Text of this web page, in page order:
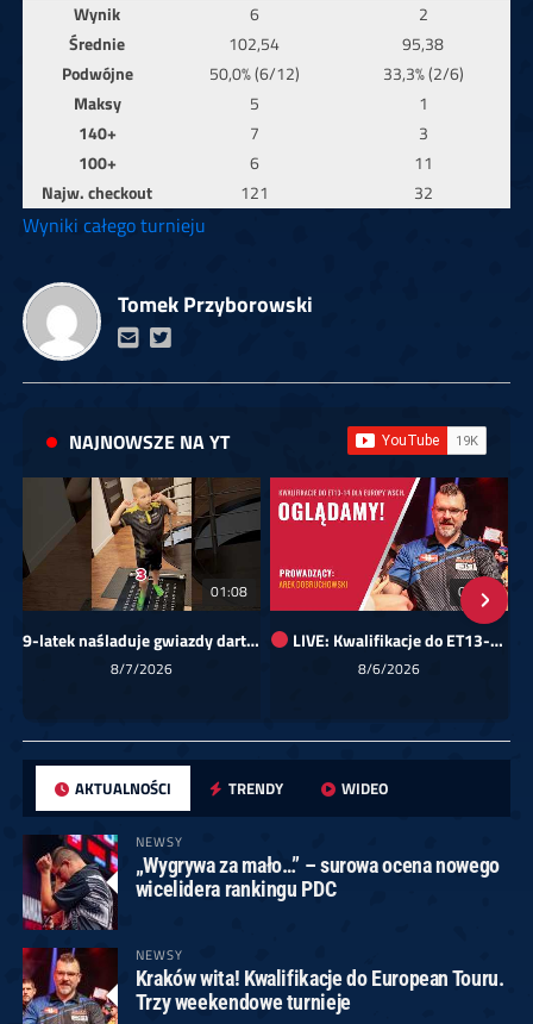
Wynik
6
2
Średnie
102,54
95,38
Podwójne
50,0% (6/12)
33,3% (2/6)
Maksy
5
1
140+
7
3
100+
6
11
Najw. checkout
121 32
Wyniki całego turnieju
Tomek Przyborowski
NAJNOWSZE NA YT
01:08
9-latek naśladuje gwiazdy darta!
8/7/2026
00:00
LIVE: Kwalifikacje do ET13-14 dla Europy Wschodniej
8/6/2026
AKTUALNOŚCI TRENDY WIDEO
NEWSY
„Wygrywa za mało…” – surowa ocena nowego
wicelidera rankingu PDC
NEWSY
Kraków wita! Kwalifikacje do European Touru.
Trzy weekendowe turnieje